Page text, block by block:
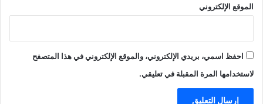
الموقع الإلكتروني
احفظ اسمي، بريدي الإلكتروني، والموقع الإلكتروني في هذا المتصفح
لاستخدامها المرة المقبلة في تعليقي.